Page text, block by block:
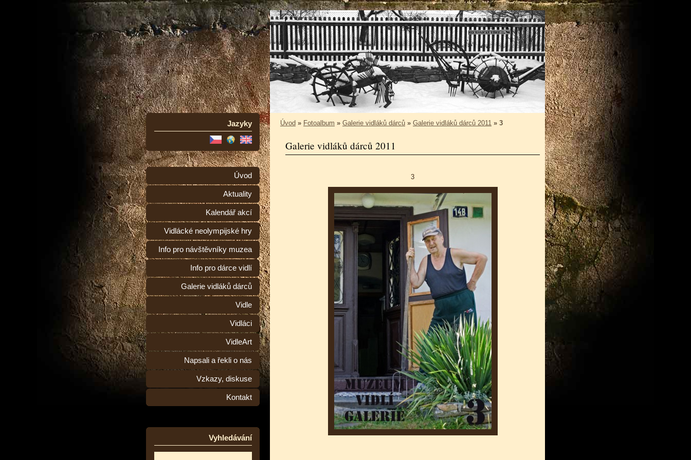
Jazyky
Úvod
Aktuality
Kalendář akcí
Vidlácké neolympijské hry
Info pro návštěvníky muzea
Info pro dárce vidlí
Galerie vidláků dárců
Vidle
Vidláci
VidleArt
Napsali a řekli o nás
Vzkazy, diskuse
Kontakt
Vyhledávání
Úvod » Fotoalbum » Galerie vidláků dárců » Galerie vidláků dárců 2011 » 3
Galerie vidláků dárců 2011
3